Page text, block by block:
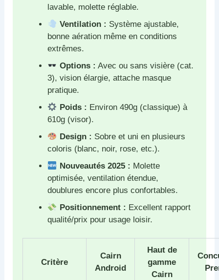
lavable, molette réglable.
Ventilation : Système ajustable,
bonne aération même en conditions
extrêmes.
Options : Avec ou sans visière (cat.
3), vision élargie, attache masque
pratique.
Poids : Environ 490g (classique) à
610g (visor).
Design : Sobre et uni en plusieurs
coloris (blanc, noir, rose, etc.).
Nouveautés 2025 : Molette
optimisée, ventilation étendue,
doublures encore plus confortables.
Positionnement : Excellent rapport
qualité/prix pour usage loisir.
Critère
Cairn
Android
Haut de
gamme
Cairn